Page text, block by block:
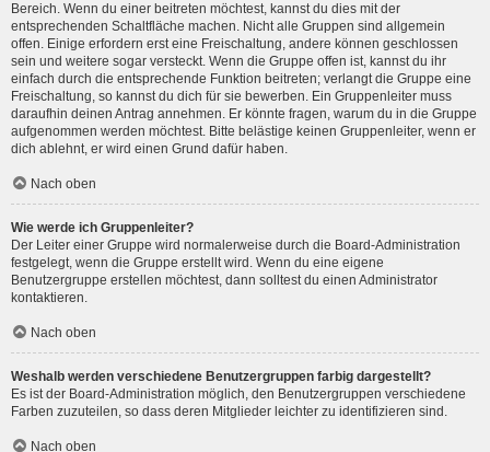
Bereich. Wenn du einer beitreten möchtest, kannst du dies mit der
entsprechenden Schaltfläche machen. Nicht alle Gruppen sind allgemein
offen. Einige erfordern erst eine Freischaltung, andere können geschlossen
sein und weitere sogar versteckt. Wenn die Gruppe offen ist, kannst du ihr
einfach durch die entsprechende Funktion beitreten; verlangt die Gruppe eine
Freischaltung, so kannst du dich für sie bewerben. Ein Gruppenleiter muss
daraufhin deinen Antrag annehmen. Er könnte fragen, warum du in die Gruppe
aufgenommen werden möchtest. Bitte belästige keinen Gruppenleiter, wenn er
dich ablehnt, er wird einen Grund dafür haben.
Nach oben
Wie werde ich Gruppenleiter?
Der Leiter einer Gruppe wird normalerweise durch die Board-Administration
festgelegt, wenn die Gruppe erstellt wird. Wenn du eine eigene
Benutzergruppe erstellen möchtest, dann solltest du einen Administrator
kontaktieren.
Nach oben
Weshalb werden verschiedene Benutzergruppen farbig dargestellt?
Es ist der Board-Administration möglich, den Benutzergruppen verschiedene
Farben zuzuteilen, so dass deren Mitglieder leichter zu identifizieren sind.
Nach oben